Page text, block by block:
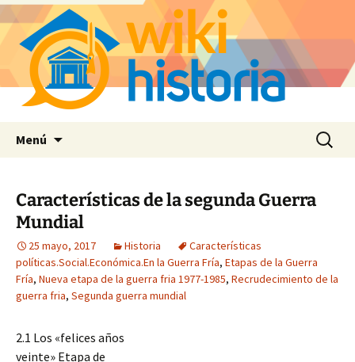
Menú Buscar:
Características de la segunda Guerra
Mundial
25 mayo, 2017 Historia
Características
políticas.Social.Económica.En la Guerra Fría, Etapas de la Guerra
Fría, Nueva etapa de la guerra fria 1977-1985, Recrudecimiento de la
guerra fria, Segunda guerra mundial
2.1 Los «felices años
veinte» Etapa de